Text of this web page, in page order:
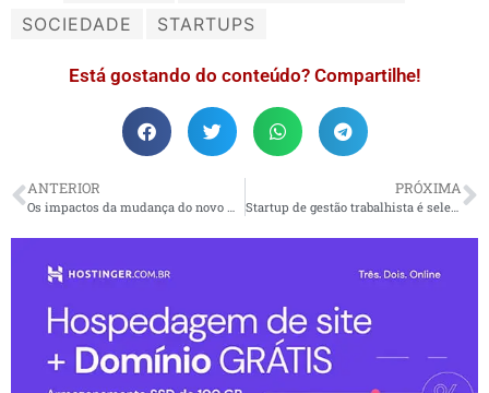
SOCIEDADE
STARTUPS
Está gostando do conteúdo? Compartilhe!
ANTERIOR PRÓXIMA
Startup de gestão trabalhista é selecionada para o Attix